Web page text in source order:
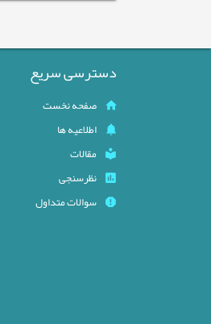
دسترسی سریع
صفحه نخست
اطلاعیه ها
مقالات
نظرسنجی
سوالات متداول